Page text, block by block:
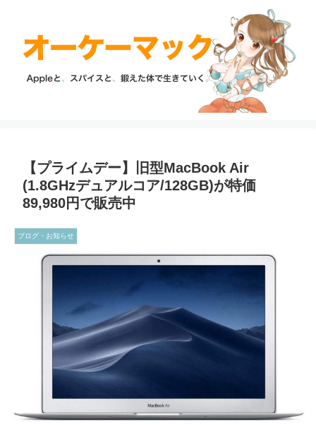
【プライムデー】旧型MacBook Air
(1.8GHzデュアルコア/128GB)が特価
89,980円で販売中
ブログ・お知らせ